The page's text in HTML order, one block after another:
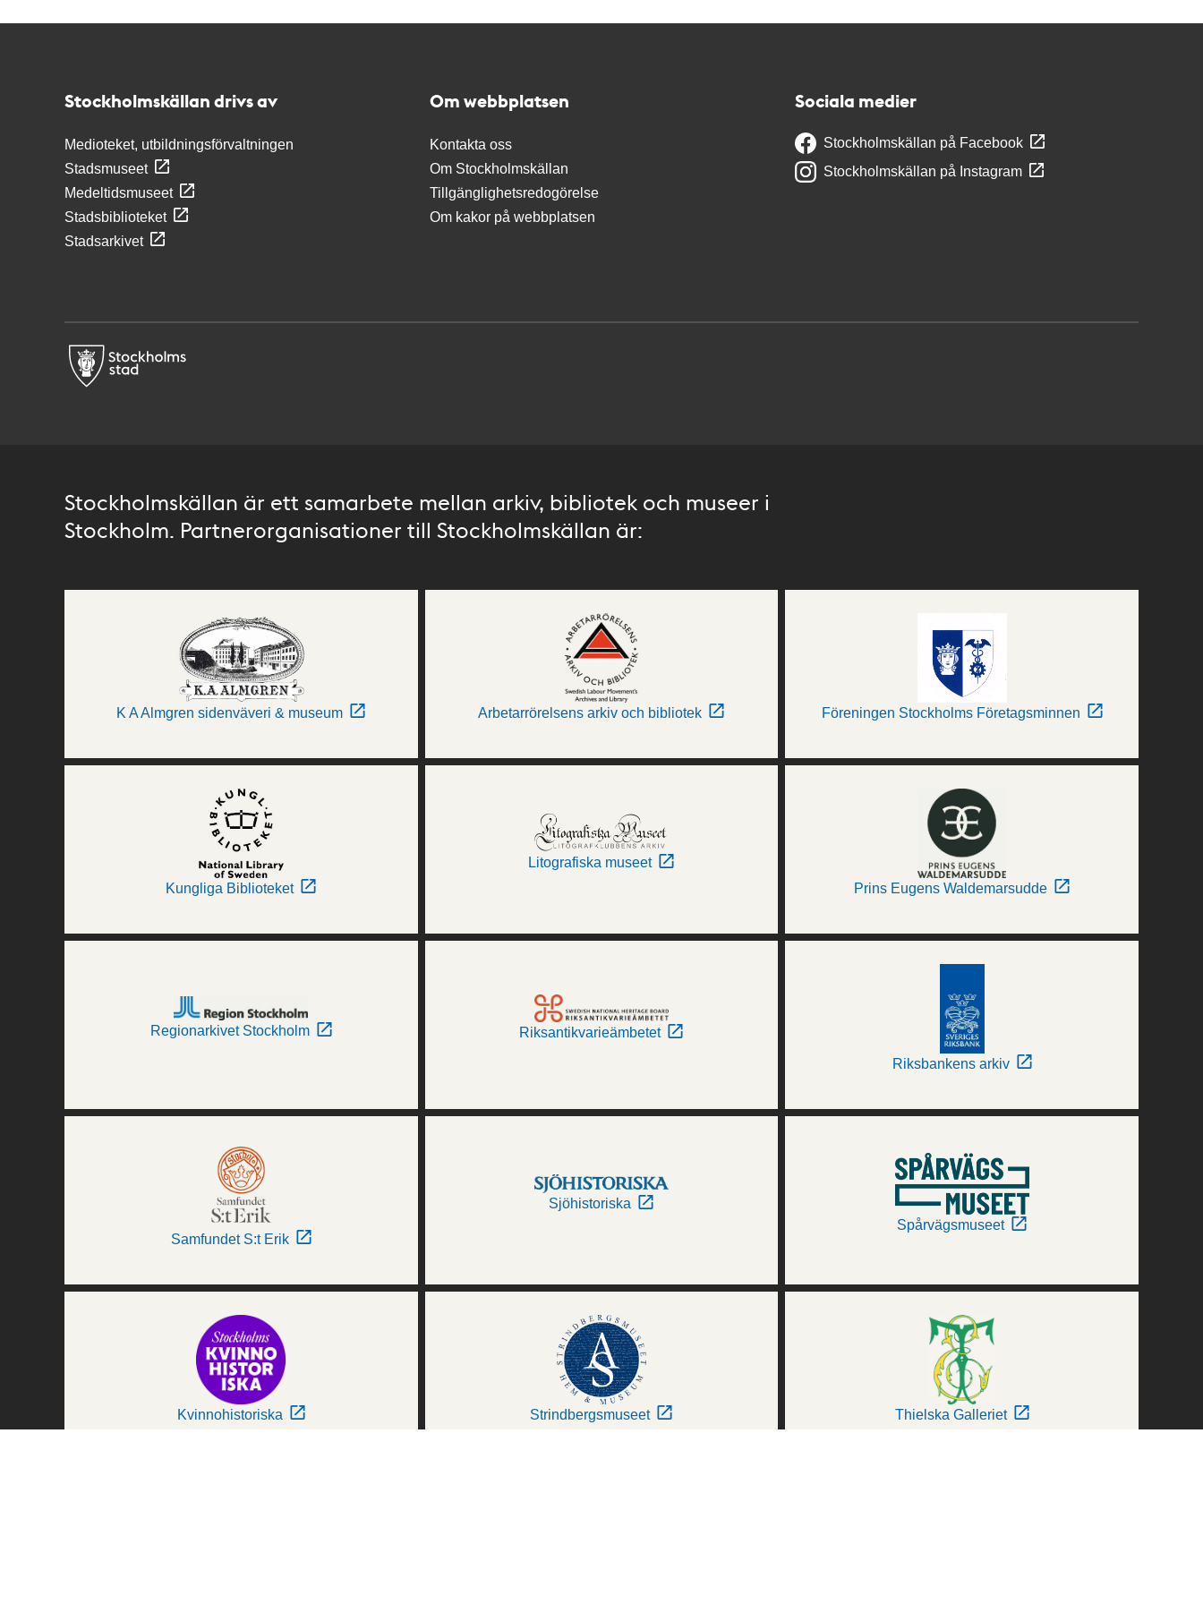
Stockholmskällan drivs av
Medioteket, utbildningsförvaltningen
Stadsmuseet
Medeltidsmuseet
Stadsbiblioteket
Stadsarkivet
Om webbplatsen
Kontakta oss
Om Stockholmskällan
Tillgänglighetsredogörelse
Om kakor på webbplatsen
Sociala medier
Stockholmskällan på Facebook
Stockholmskällan på Instagram
Stockholmskällan är ett samarbete mellan arkiv, bibliotek och museer i
Stockholm. Partnerorganisationer till Stockholmskällan är:
K A Almgren sidenväveri & museum Arbetarrörelsens arkiv och bibliotek Föreningen Stockholms Företagsminnen
Kungliga Biblioteket
Litografiska museet
Prins Eugens Waldemarsudde
Regionarkivet Stockholm Riksantikvarieämbetet
Riksbankens arkiv
Samfundet S:t Erik
Sjöhistoriska
Spårvägsmuseet
Kvinnohistoriska Strindbergsmuseet Thielska Galleriet